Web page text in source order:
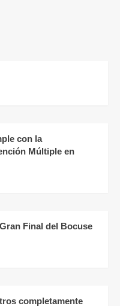
con la
Múltiple en
Final del Bocuse
completamente